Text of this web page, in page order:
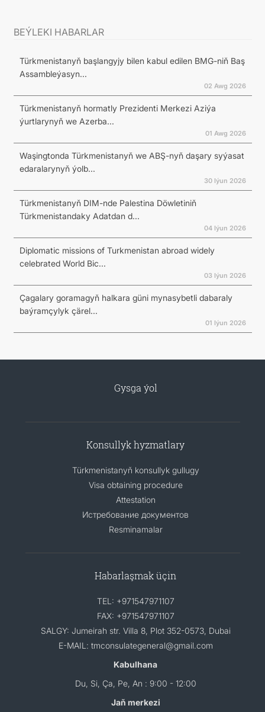
BEÝLEKI HABARLAR
Türkmenistanyň başlangyjy bilen kabul edilen BMG-niň Baş
Assambleýasyn...
02 Awg 2026
Türkmenistanyň hormatly Prezidenti Merkezi Aziýa
ýurtlarynyň we Azerba...
01 Awg 2026
Waşingtonda Türkmenistanyň we ABŞ-nyň daşary syýasat
edaralarynyň ýolb...
30 Iýun 2026
Türkmenistanyň DIM-nde Palestina Döwletiniň
Türkmenistandaky Adatdan d...
04 Iýun 2026
Diplomatic missions of Turkmenistan abroad widely
celebrated World Bic...
03 Iýun 2026
Çagalary goramagyň halkara güni mynasybetli dabaraly
baýramçylyk çärel...
01 Iýun 2026
Gysga ýol
Konsullyk hyzmatlary
Türkmenistanyň konsullyk gullugy
Visa obtaining procedure
Attestation
Истребование документов
Resminamalar
Habarlaşmak üçin
TEL: +971547971107
FAX: +971547971107
SALGY: Jumeirah str. Villa 8, Plot 352-0573, Dubai
E-MAIL: tmconsulategeneral@gmail.com
Kabulhana
Du, Si, Ça, Pe, An : 9:00 - 12:00
Jaň merkezi